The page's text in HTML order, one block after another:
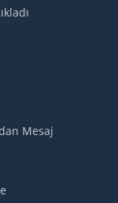
Mesaj